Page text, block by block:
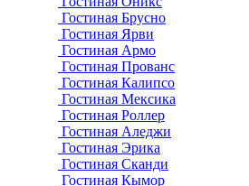
Гостиная Брусно
Гостиная Ярви
Гостиная Армо
Гостиная Прованс
Гостиная Калипсо
Гостиная Мексика
Гостиная Роллер
Гостиная Аледжи
Гостиная Эрика
Гостиная Сканди
Гостиная Кымор